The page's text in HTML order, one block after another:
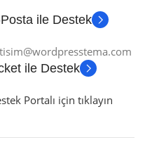
ile Destek
ile Destek
Portalı için tıklayın